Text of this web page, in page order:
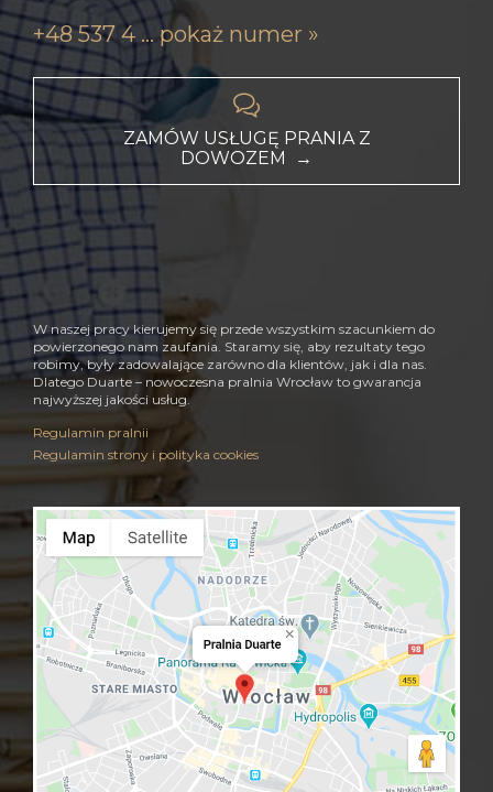
+48 537 4 ... pokaż numer »

ZAMÓW USŁUGĘ PRANIA Z
DOWOZEM →
W naszej pracy kierujemy się przede wszystkim szacunkiem do
powierzonego nam zaufania. Staramy się, aby rezultaty tego
robimy, były zadowalające zarówno dla klientów, jak i dla nas.
Dlatego Duarte – nowoczesna pralnia Wrocław to gwarancja
najwyższej jakości usług.
Regulamin pralnii
Regulamin strony i polityka cookies